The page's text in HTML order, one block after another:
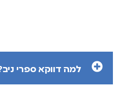
למה דווקא ספרי